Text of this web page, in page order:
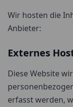
Wir hosten die
Anbieter:
Externes
Diese Website
erfasst werden,